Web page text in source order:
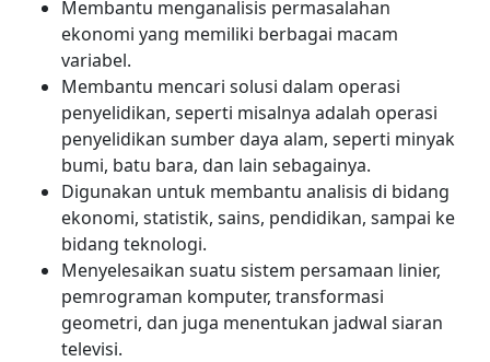
Membantu menganalisis permasalahan
ekonomi yang memiliki berbagai macam
variabel.
Membantu mencari solusi dalam operasi
penyelidikan, seperti misalnya adalah operasi
penyelidikan sumber daya alam, seperti minyak
bumi, batu bara, dan lain sebagainya.
Digunakan untuk membantu analisis di bidang
ekonomi, statistik, sains, pendidikan, sampai ke
bidang teknologi.
Menyelesaikan suatu sistem persamaan linier,
pemrograman komputer, transformasi
geometri, dan juga menentukan jadwal siaran
televisi.